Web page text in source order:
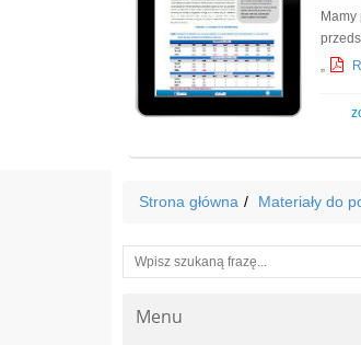
„
Strona główna Materiały do
Wyszukiwarka
Menu